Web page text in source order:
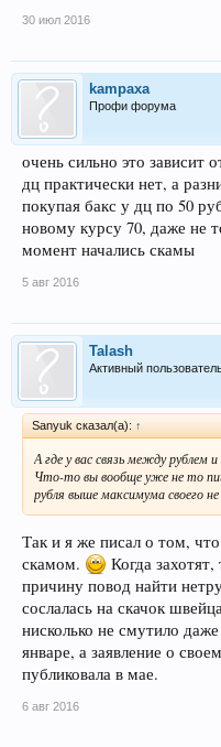
30 июл 2016
kampaxa
Профи форума
очень сильно это зависит
дц практически нет, а
покупая бакс у дц по 50
новому курсу 70, даже не
момент начались скамы
5 авг 2016
Talash
Активный
Sanyuk сказал(а): ↑
А где у вас связь между рублем
Что-то вы вообще уже не то
рубля выше максимума своего
Так и я же писал о том,
скамом.
Когда
причину повод найти
сослалась на скачок
нисколько не смутило
январе, а заявление о
публиковала в мае.
6 авг 2016